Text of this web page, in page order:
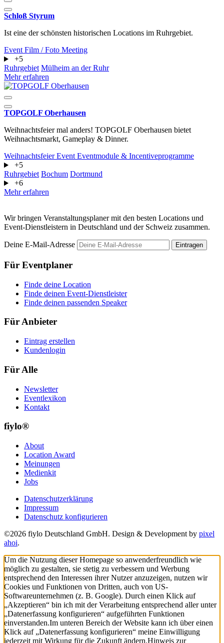
Schloß Styrum
Ist eine der schönsten historischen Locations im Ruhrgebiet.
Event Film / Foto Meeting
+5
Ruhrgebiet Mülheim an der Ruhr
Mehr erfahren
TOPGOLF Oberhausen
Weihnachtsfeier mal anders! TOPGOLF Oberhausen bietet
Weihnachtsmarkt, Gameplay & Dinner.
WeihnachtsfeierEvent Eventmodule & Incentiveprogramme
+5
Ruhrgebiet Bochum Dortmund
+6
Mehr erfahren
Wir bringen Veranstaltungsplaner mit den besten Locations und
Event-Dienstleistern in Deutschland und der Schweiz zusammen.
Deine E-Mail-Adresse Eintragen
Für Eventplaner
Finde deine Location
Finde deinen Event-Dienstleister
Finde deinen passenden Speaker
Für Anbieter
Eintrag erstellen
Kundenlogin
Für Alle
Newsletter
Eventlexikon
Kontakt
fiylo®
About
Location Award
Meinungen
Medienkit
Jobs
Datenschutzerklärung
Impressum
Datenschutz konfigurieren
©2026 fiylo Deutschland GmbH. Design & Development by pixel
ahoi.
Um die Nutzung dieser Homepage so anwenderfreundlich wie
möglich zu gestalten, sie stetig zu verbessern und Werbung
entsprechend den Interessen ihrer Nutzer anzuzeigen, nutzen wir
Cookies und Funktionen von Dritten, auch von US-
Softwareunternehmen (z. B. Google). Durch einen Klick auf
„Akzeptieren“ bin ich mit der Verarbeitung entsprechend aller unter
„Datenerfassung konfigurieren“ aufgeführten Funktionen
einverstanden.Im unteren Bereich der Website kann ich über einen
Klick auf „Datenerfassung konfigurieren“ meine Einwilligung
jederzeit mit Wirkung für die Zukunft ändern.Hinweis zur